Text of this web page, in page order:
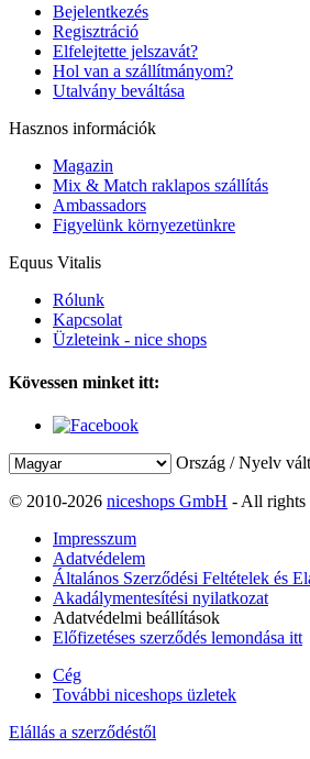
Bejelentkezés
Regisztráció
Elfelejtette jelszavát?
Hol van a szállítmányom?
Utalvány beváltása
Hasznos információk
Magazin
Mix & Match raklapos szállítás
Ambassadors
Figyelünk környezetünkre
Equus Vitalis
Rólunk
Kapcsolat
Üzleteink - nice shops
Kövessen minket itt:
Ország / Nyelv
© 2010-2026 niceshops GmbH - All rights
Impresszum
Adatvédelem
Általános Szerződési Feltételek és
Akadálymentesítési nyilatkozat
Adatvédelmi beállítások
Előfizetéses szerződés lemondása itt
Cég
További niceshops üzletek
Elállás a szerződéstől